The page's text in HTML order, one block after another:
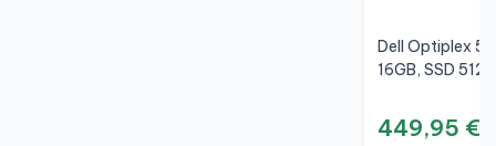
Dell Optiplex
16GB, SSD
449,95 €